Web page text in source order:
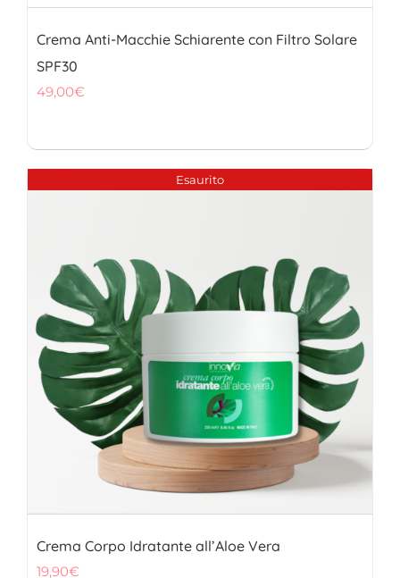
Crema Anti-Macchie Schiarente con Filtro Solare
SPF30
49,00€
Esaurito
Crema Corpo Idratante all’Aloe Vera
19,90€